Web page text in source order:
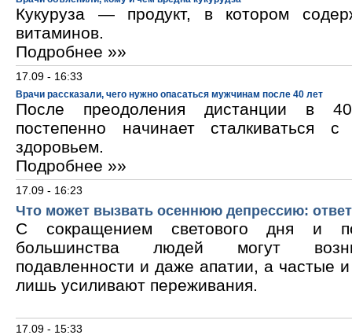
Кукуруза — продукт, в котором
витаминов.
Подробнее »»
17.09 - 16:33
Врачи рассказали, чего нужно опасаться мужчинам после 40 лет
После преодоления дистанции в
постепенно начинает сталкиваться
здоровьем.
Подробнее »»
17.09 - 16:23
Что может вызвать осеннюю депрессию:
С сокращением светового дня и
большинства людей могут
подавленности и даже апатии, а частые
лишь усиливают переживания.
17.09 - 15:33